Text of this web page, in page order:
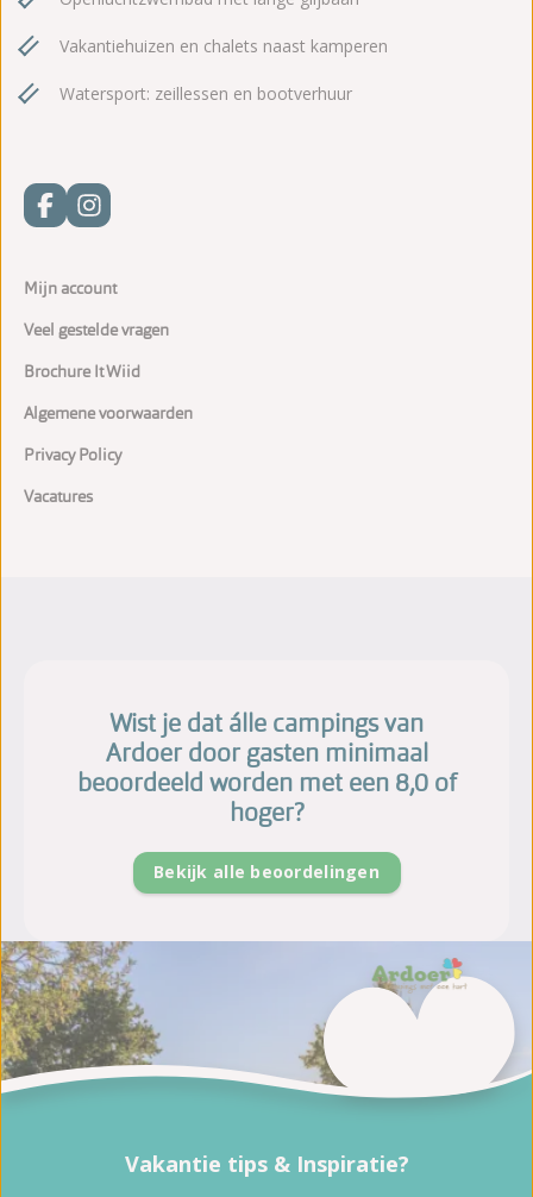
Vakantiehuizen en chalets naast kamperen
Watersport: zeillessen en bootverhuur
Mijn account
Veel gestelde vragen
Brochure It Wiid
Algemene voorwaarden
Privacy Policy
Vacatures
Wist je dat álle campings van
Ardoer door gasten minimaal
beoordeeld worden met een 8,0 of
hoger?
Bekijk alle beoordelingen
Vakantie tips & Inspiratie?